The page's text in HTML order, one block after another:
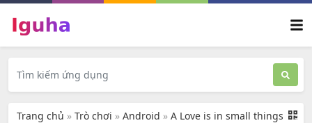
Trang chủ » Trò chơi » Android » A Love is in small things